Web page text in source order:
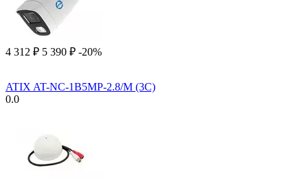
4 312 ₽ 5 390 ₽ -20%
ATIX AT-NC-1B5MP-2.8/M (3C)
0.0